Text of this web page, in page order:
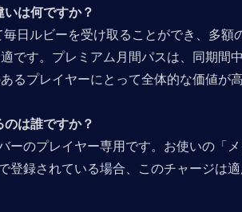
は何ですか？
日ルビーを受け取ることができ、多額
です。プレミアム月間パスは、同期間
るプレイヤーにとって全体的な価値が高
は誰ですか？
ーのプレイヤー専用です。お使いの「
登録されている場合、このチャージは